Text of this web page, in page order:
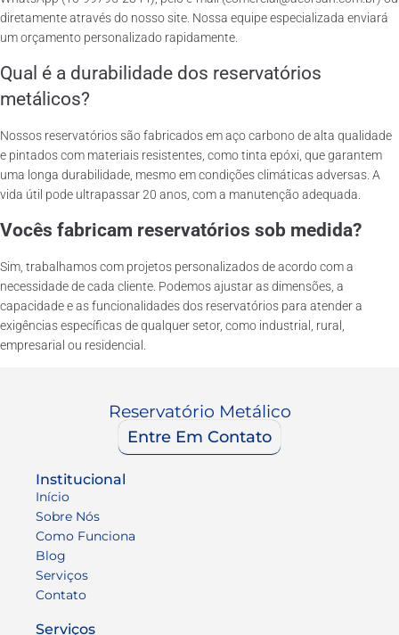
diretamente através do nosso site. Nossa equipe especializada enviará
um orçamento personalizado rapidamente.
Qual é a durabilidade dos reservatórios
metálicos?
Nossos reservatórios são fabricados em aço carbono de alta qualidade
e pintados com materiais resistentes, como tinta epóxi, que garantem
uma longa durabilidade, mesmo em condições climáticas adversas. A
vida útil pode ultrapassar 20 anos, com a manutenção adequada.
Vocês fabricam reservatórios sob medida?
Sim, trabalhamos com projetos personalizados de acordo com a
necessidade de cada cliente. Podemos ajustar as dimensões, a
capacidade e as funcionalidades dos reservatórios para atender a
exigências específicas de qualquer setor, como industrial, rural,
empresarial ou residencial.
Reservatório Metálico
Entre Em Contato
Institucional
Início
Sobre Nós
Como Funciona
Blog
Serviços
Contato
Serviços